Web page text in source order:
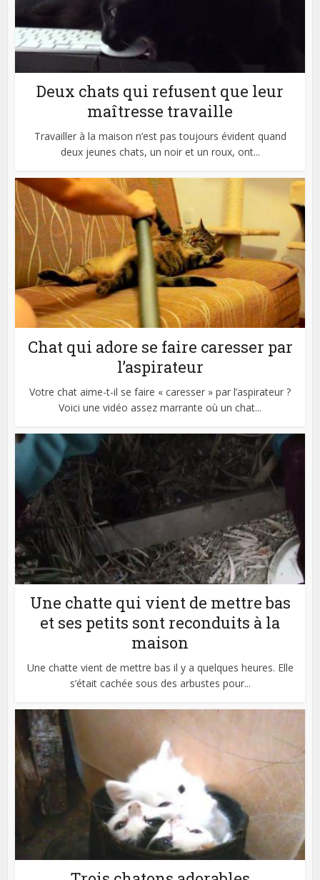
Deux chats qui refusent que leur
maîtresse travaille
Travailler à la maison n’est pas toujours évident quand
deux jeunes chats, un noir et un roux, ont...
Chat qui adore se faire caresser par
l’aspirateur
Votre chat aime-t-il se faire « caresser » par l’aspirateur ?
Voici une vidéo assez marrante où un chat...
Une chatte qui vient de mettre bas
et ses petits sont reconduits à la
maison
Une chatte vient de mettre bas il y a quelques heures. Elle
s’était cachée sous des arbustes pour...